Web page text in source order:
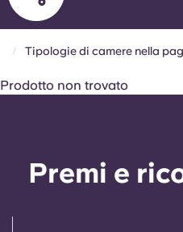
Chi siamo
Altro
Tipologie di camere nella
Prodotto non trovato
Premi e